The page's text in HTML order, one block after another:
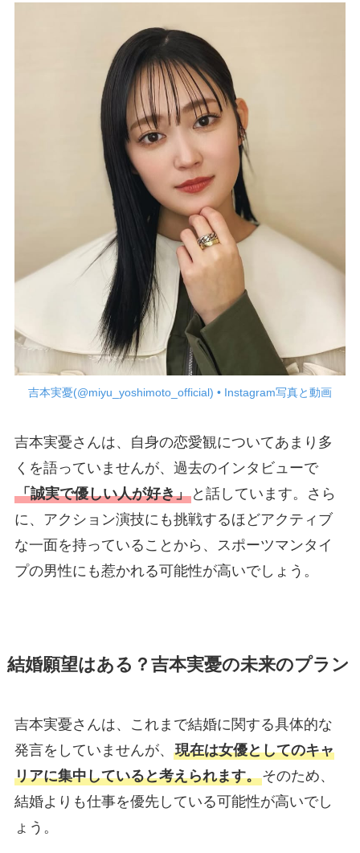
吉本実憂(@miyu_yoshimoto_official) • Instagram写真と動画
吉本実憂さんは、自身の恋愛観についてあまり多
くを語っていませんが、過去のインタビューで
「誠実で優しい人が好き」と話しています。さら
に、アクション演技にも挑戦するほどアクティブ
な一面を持っていることから、スポーツマンタイ
プの男性にも惹かれる可能性が高いでしょう。
結婚願望はある？吉本実憂の未来のプラン
吉本実憂さんは、これまで結婚に関する具体的な
発言をしていませんが、 現在は女優としてのキャ
リアに集中していると考えられます。そのため、
結婚よりも仕事を優先している可能性が高いでし
ょう。